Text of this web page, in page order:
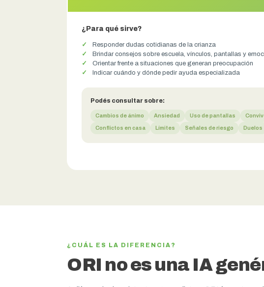
¿Para qué sirve?
Responder dudas cotidianas de la crianza
Brindar consejos sobre escuela, vínculos, pantallas y
Orientar frente a situaciones que generan preocupación
Indicar cuándo y dónde pedir ayuda especializada
Podés consultar sobre:
Cambios de ánimo Ansiedad Uso de pantallas
Conflictos en casa Límites Señales de riesgo Duelos
¿CUÁL ES LA DIFERENCIA?
ORI no es una IA